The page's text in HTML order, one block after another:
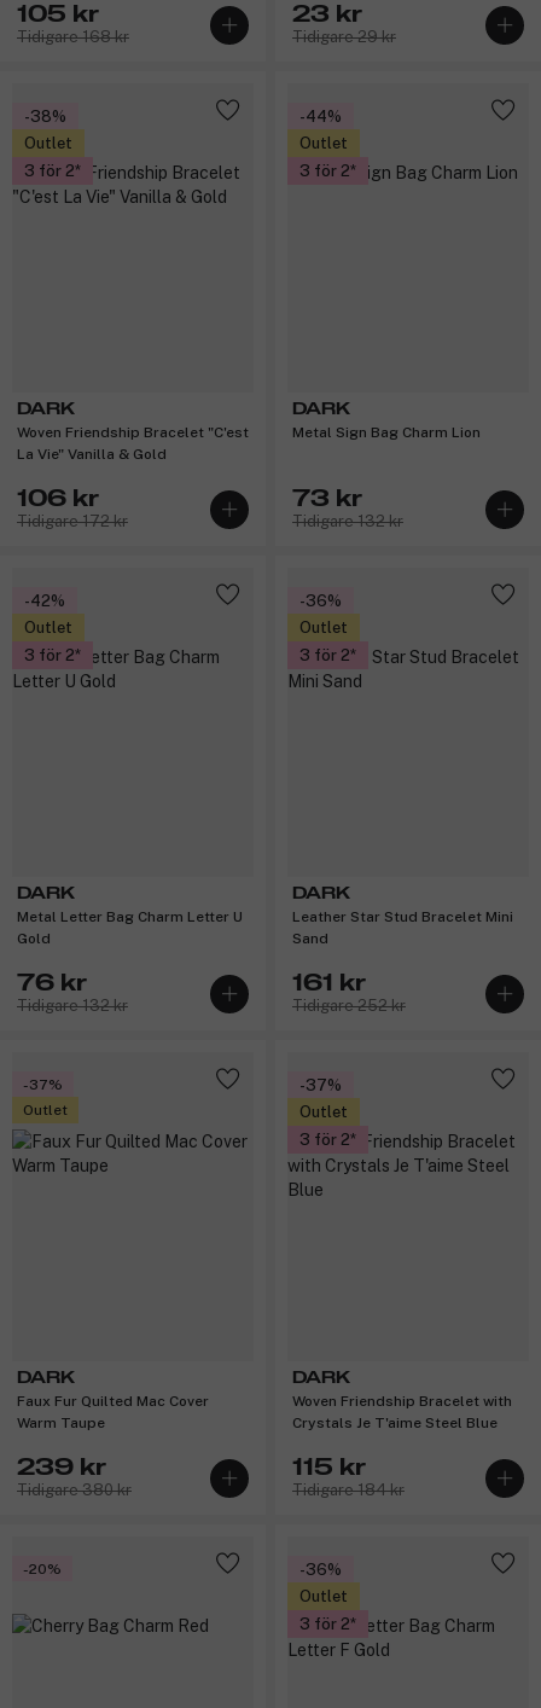
105 kr
Tidigare 168 kr
23 kr
Tidigare 29 kr
-38%
Outlet
3 för 2
DARK
Woven Friendship Bracelet "C'est
La Vie" Vanilla & Gold
106 kr
Tidigare 172 kr
-44%
Outlet
3 för 2
DARK
Metal Sign Bag Charm Lion
73 kr
Tidigare 132 kr
-42%
Outlet
3 för 2
DARK
Metal Letter Bag Charm Letter U
Gold
76 kr
Tidigare 132 kr
-36%
Outlet
3 för 2
DARK
Leather Star Stud Bracelet Mini
Sand
161 kr
Tidigare 252 kr
-37%
Outlet
DARK
Faux Fur Quilted Mac Cover
Warm Taupe
239 kr
Tidigare 380 kr
-37%
Outlet
3 för 2
DARK
Woven Friendship Bracelet with
Crystals Je T'aime Steel Blue
115 kr
Tidigare 184 kr
-20%
-36%
Outlet
3 för 2